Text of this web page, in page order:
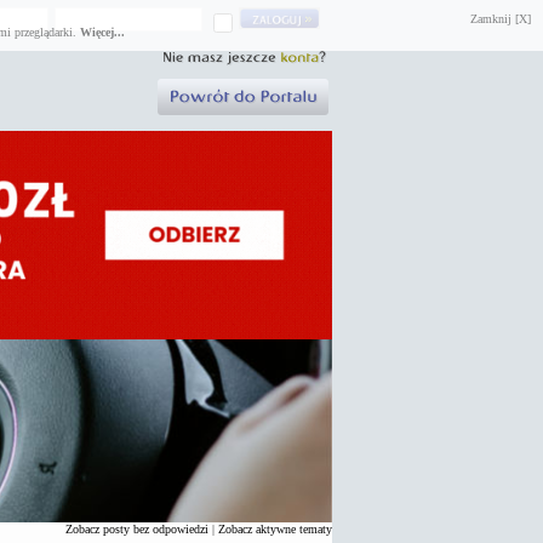
Zamknij [X]
przeglądarki. Więcej...
Zobacz posty bez odpowiedzi | Zobacz aktywne tematy